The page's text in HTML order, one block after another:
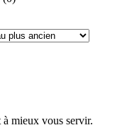
mieux vous servir.